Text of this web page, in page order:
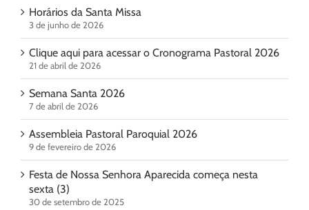
Horários da Santa Missa
3 de junho de 2026
Clique aqui para acessar o Cronograma Pastoral 2026
21 de abril de 2026
Semana Santa 2026
7 de abril de 2026
Assembleia Pastoral Paroquial 2026
9 de fevereiro de 2026
Festa de Nossa Senhora Aparecida começa nesta
sexta (3)
30 de setembro de 2025